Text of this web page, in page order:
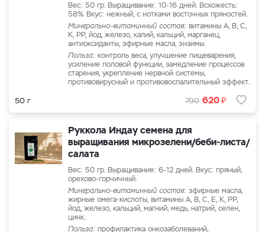
Вес: 50 гр. Выращивание: 10-16 дней. Всхожесть:
58% Вкус: нежный, с нотками восточных пряностей.
Минерально-витаминный состав: витамины А, В, С,
К, РР, йод, железо, калий, кальций, марганец,
антиоксиданты, эфирные масла, энзимы.
Польза: контроль веса, улучшение пищеварения,
усиление половой функции, замедление процессов
старения, укрепление нервной системы,
противовирусный и противовоспалительный эффект.
50 г 790 620₽
Руккола Индау семена для
выращивания микрозелени/беби-листа/
салата
Вес: 50 гр. Выращивание: 6-12 дней. Вкус: пряный,
орехово-горчичный.
Минерально-витаминный состав: эфирные масла,
жирные омега-кислоты, витамины А, В, С, Е, К, РР,
йод, железо, кальций, магний, медь, натрий, селен,
цинк.
Польза: профилактика онкозаболеваний,